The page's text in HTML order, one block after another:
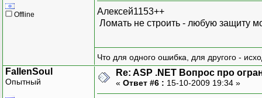
Offline
Алексей1153++
Ломать не строить - любую защиту
Что для одного ошибка, для другого -
FallenSoul
Опытный
Re: ASP .NET Вопрос про
« Ответ #6 : 15-10-2009 19:34 »